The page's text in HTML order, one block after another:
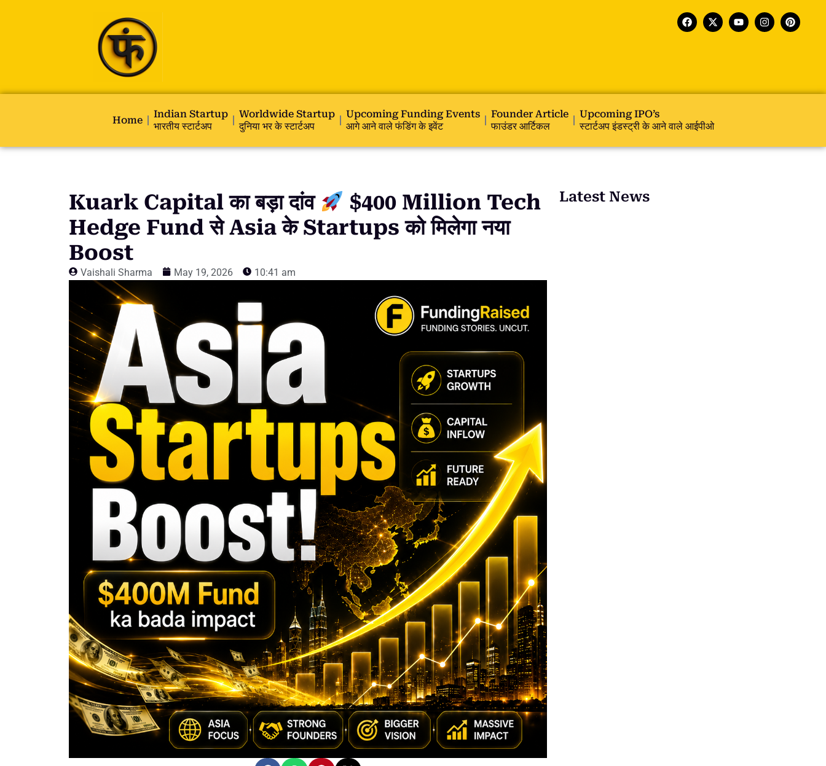
Home
Indian Startup
भारतीय स्टार्टअप
Worldwide Startup
दुनिया भर के स्टार्टअप
Upcoming Funding Events
आगे आने वाले फंडिंग के इवेंट
Founder Article
फाउंडर आर्टिकल
Upcoming IPO’s
स्टार्टअप इंडस्ट्री के आने वाले आईपीओ
Kuark Capital का बड़ा दांव
$400 Million Tech
Hedge Fund से Asia के Startups को मिलेगा नया
Boost
Vaishali Sharma May 19, 2026 10:41 am
Latest News